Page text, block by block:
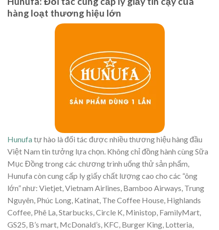
hàng loạt thương hiệu lớn
Hunufatự hào là đối tác được nhiều thương hiệu hàng đầu
Việt Nam tin tưởng lựa chọn. Không chỉ đồng hành cùng Sữa
Mục Đồng trong các chương trình uống thử sản phẩm,
Hunufa còn cung cấp ly giấy chất lượng cao cho các “ông
lớn” như: Vietjet, Vietnam Airlines, Bamboo Airways, Trung
Nguyên, Phúc Long, Katinat, The Coffee House, Highlands
Coffee, Phê La, Starbucks, Circle K, Ministop, FamilyMart,
GS25, B’s mart, McDonald’s, KFC, Burger King, Lotteria,